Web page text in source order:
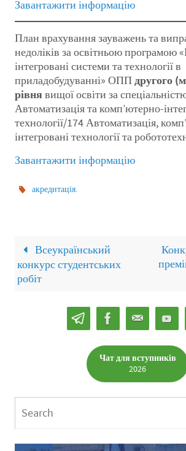
Завантажити інформацію
План врахування зауважень та
недоліків за освітньою програмою
інтегровані системи та технології в
приладобудуванні» ОППдругого
рівнявищої освіти за
Автоматизація та комп’ютерно-
технології/174 Автоматизація,
інтегровані технології та
Завантажити інформацію
акредитація.
Всеукраїнський
конкурс студентських
робіт
Чат для вступників
2026